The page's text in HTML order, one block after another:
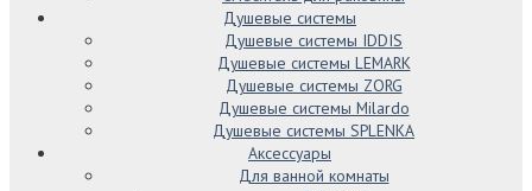
Душевые системы
Душевые системы IDDIS
Душевые системы LEMARK
Душевые системы ZORG
Душевые системы Milardo
Душевые системы SPLENKA
Аксессуары
Для ванной комнаты